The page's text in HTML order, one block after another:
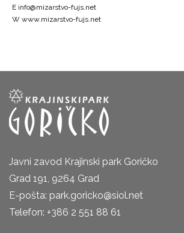
E info@mizarstvo-fujs.net
W www.mizarstvo-fujs.net
Javni zavod Krajinski park Goričko
Grad 191, 9264 Grad
E-pošta: park.goricko@siol.net
Telefon: +386 2 551 88 61